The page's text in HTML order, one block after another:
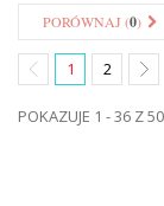
PORÓWNAJ (0)
1 2
POKAZUJE 1 - 36 Z